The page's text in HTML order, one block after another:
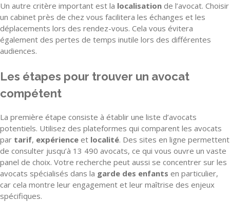
Un autre critère important est la localisation de l’avocat. Choisir
un cabinet près de chez vous facilitera les échanges et les
déplacements lors des rendez-vous. Cela vous évitera
également des pertes de temps inutile lors des différentes
audiences.
Les étapes pour trouver un avocat
compétent
La première étape consiste à établir une liste d’avocats
potentiels. Utilisez des plateformes qui comparent les avocats
par tarif, expérience et localité. Des sites en ligne permettent
de consulter jusqu’à 13 490 avocats, ce qui vous ouvre un vaste
panel de choix. Votre recherche peut aussi se concentrer sur les
avocats spécialisés dans la garde des enfants en particulier,
car cela montre leur engagement et leur maîtrise des enjeux
spécifiques.